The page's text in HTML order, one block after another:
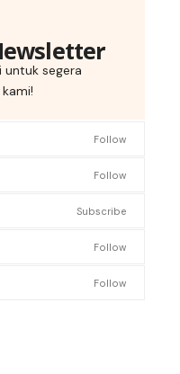
untuk segera
Follow
Follow
Subscribe
Follow
Follow